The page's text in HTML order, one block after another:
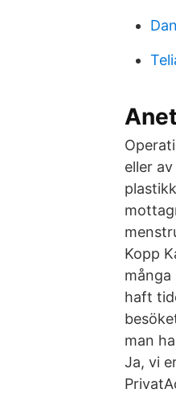
eller
Kopp
många
haft
man
Ja, vi